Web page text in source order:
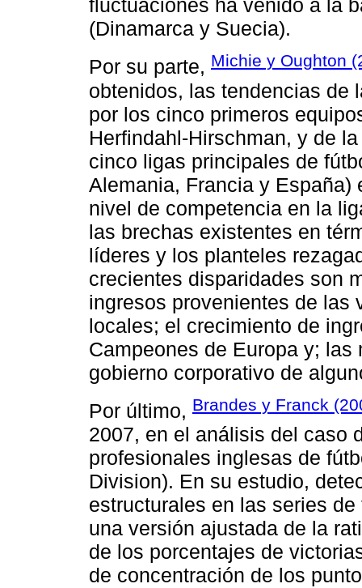
fluctuaciones ha venido a la
(Dinamarca y Suecia).
Por su parte, Michie y Oughton
obtenidos, las tendencias de
por los cinco primeros
Herfindahl-Hirschman, y de
cinco ligas principales de
Alemania, Francia y España)
nivel de competencia en la
las brechas existentes en
líderes y los planteles
crecientes disparidades son
ingresos provenientes de las
locales; el crecimiento de
Campeones de Europa y;
gobierno corporativo de
Por último, Brandes y Franck
2007, en el análisis del caso
profesionales inglesas de
Division). En su estudio,
estructurales en las series
una versión ajustada de la
de los porcentajes de
de concentración de los